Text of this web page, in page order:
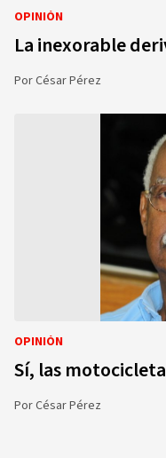
OPINIÓN
La inexorable
PorCésar Pérez
OPINIÓN
Sí, las
PorCésar Pérez